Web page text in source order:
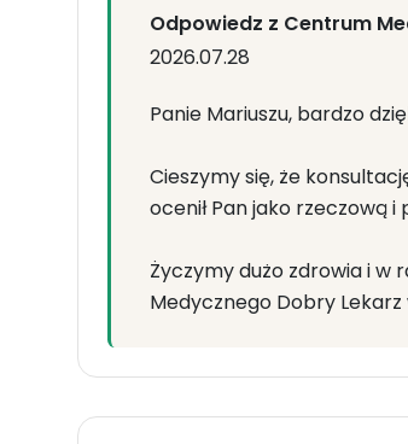
Odpowiedz z Centrum
2026.07.28
Panie Mariuszu, bardzo
Cieszymy się, że
ocenił Pan jako rzeczową
Życzymy dużo zdrowia i
Medycznego Dobry Lekarz